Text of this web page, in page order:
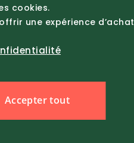
cookies.
une expérience d’achat
Accepter tout